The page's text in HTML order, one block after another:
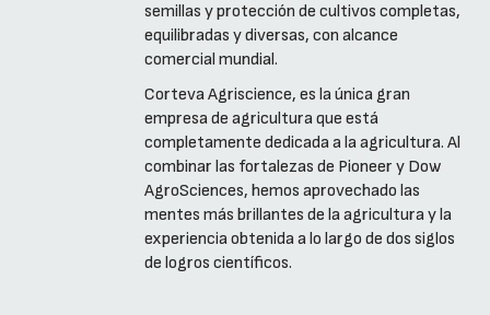
semillas y protección de cultivos completas,
equilibradas y diversas, con alcance
comercial mundial.
Corteva Agriscience, es la única gran
empresa de agricultura que está
completamente dedicada a la agricultura. Al
combinar las fortalezas de Pioneer y Dow
AgroSciences, hemos aprovechado las
mentes más brillantes de la agricultura y la
experiencia obtenida a lo largo de dos siglos
de logros científicos.